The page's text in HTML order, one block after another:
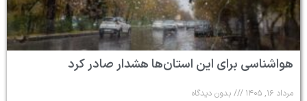
هواشناسی برای این استان‌ها هشدار صادر کرد
مرداد ۱۶, ۱۴۰۵ بدون دیدگاه